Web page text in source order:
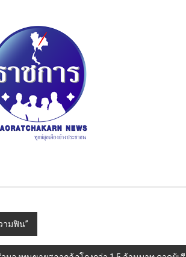
มฟิน”
มลงทุนขายสลากฉ้อโกงกว่า 1.5 ล้านบาท คาดผู้เสีย